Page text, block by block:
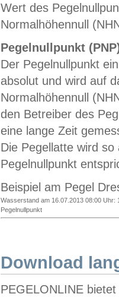
Wert des
Normalhöhennull
Pegelnullpunkt
Der Pegelnullpunkt
absolut und wird auf
Normalhöhennull
den Betreiber des
eine lange Zeit
Die Pegellatte wird
Pegelnullpunkt
Beispiel am Pegel
Wasserstand am 16.07.2013 08:00 Uhr:
Pegelnullpunkt
Download
PEGELONLINE